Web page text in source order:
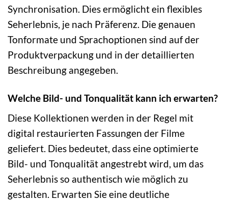
Synchronisation. Dies ermöglicht ein flexibles
Seherlebnis, je nach Präferenz. Die genauen
Tonformate und Sprachoptionen sind auf der
Produktverpackung und in der detaillierten
Beschreibung angegeben.
Welche Bild- und Tonqualität kann ich erwarten?
Diese Kollektionen werden in der Regel mit
digital restaurierten Fassungen der Filme
geliefert. Dies bedeutet, dass eine optimierte
Bild- und Tonqualität angestrebt wird, um das
Seherlebnis so authentisch wie möglich zu
gestalten. Erwarten Sie eine deutliche